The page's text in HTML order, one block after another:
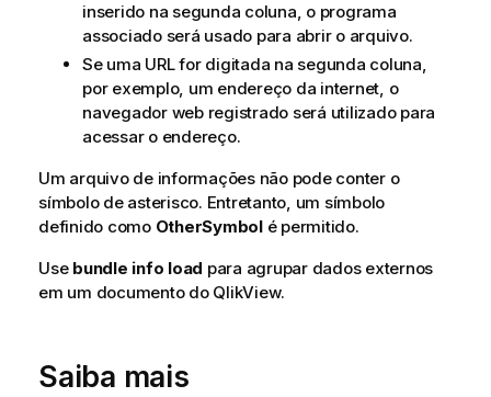
inserido na segunda coluna, o programa
associado será usado para abrir o arquivo.
Se uma URL for digitada na segunda coluna,
por exemplo, um endereço da internet, o
navegador web registrado será utilizado para
acessar o endereço.
Um arquivo de informações não pode conter o
símbolo de asterisco. Entretanto, um símbolo
definido como OtherSymbolé permitido.
Use bundle info load para agrupar dados externos
em um documento do QlikView.
Saiba mais